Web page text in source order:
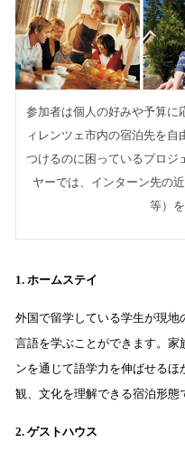
参加者は個人の好みや予算に
ィレンツェ市内の宿泊先を自
つけるのに困っているプロジ
ヤーでは、インターン先の
等）
1. ホームステイ
外国で留学している学生が現
言語を学ぶことができます。家
ンを通じて語学力を伸ばせる
観、文化を理解できる宿泊形態
2. ゲストハウス